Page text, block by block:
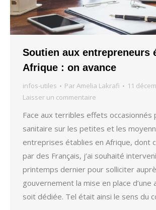
Soutien aux entrepreneurs
Afrique : on avance
infos-utiles ParAmelia Lakrafi
11
Laisser un commentaire
Face aux terribles effets occasionnés
sanitaire sur les petites et les
entreprises établies en Afrique, dont
par des Français, j’ai souhaité
printemps dernier pour solliciter
gouvernement la mise en place d’une
soit dédiée. Tel était ainsi le sens du